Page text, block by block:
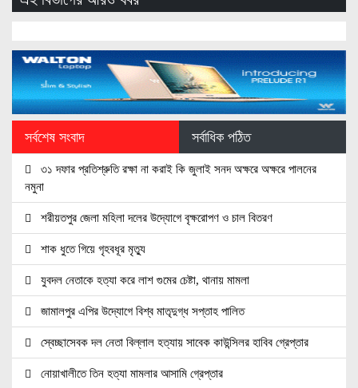
সর্বশেষ সংবাদ সর্বাধিক পঠিত
৩১ দফার প্রতিশ্রুতি রক্ষা না করাই কি জুলাই সনদ অক্ষরে অক্ষরে পালনের
নমুনা
শরীয়তপুর জেলা মহিলা দলের উদ্যোগে বৃক্ষরোপণ ও চাল বিতরণ
শাক ধুতে গিয়ে গৃহবধূর মৃত্যু
যুবদল নেতাকে হত্যা করে লাশ গুমের চেষ্টা, থানায় মামলা
জামালপুর এপির উদ্যোগে বিশ্ব মাতৃদুগ্ধ সপ্তাহ পালিত
স্বেচ্ছাসেবক দল নেতা বিল্লাল হত্যায় সাবেক কাউন্সিলর হাবিব গ্রেপ্তার
নোয়াখালীতে তিন হত্যা মামলার আসামি গ্রেপ্তার